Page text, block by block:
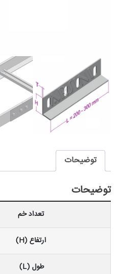
توضیحات
توضیحات
تعداد خم
ارتفاع (H)
طول (L)